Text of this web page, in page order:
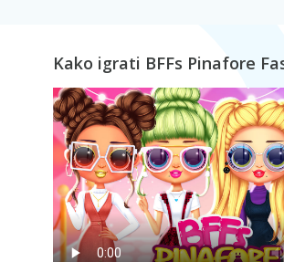
Kako igrati BFFs Pinafore